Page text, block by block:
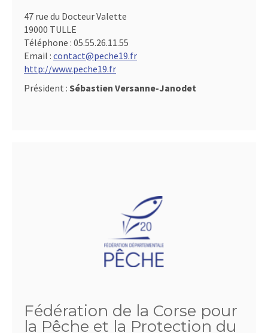
47 rue du Docteur Valette
19000 TULLE
Téléphone : 05.55.26.11.55
Email : contact@peche19.fr
http://www.peche19.fr
Président : Sébastien Versanne-Janodet
Fédération de la Corse pour
la Pêche et la Protection du